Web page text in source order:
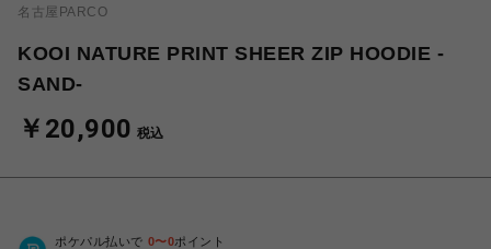
名古屋PARCO
KOOI NATURE PRINT SHEER ZIP HOODIE -
SAND-
￥20,900 税込
ポケパル払いで 0〜0ポイント